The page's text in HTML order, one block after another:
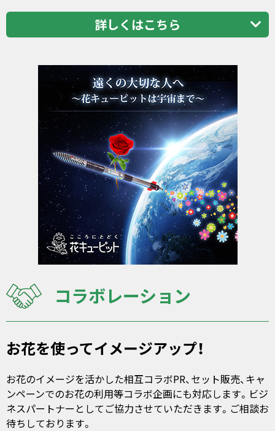
詳しくはこちら
コラボレーション
お花を使ってイメージアップ！
お花のイメージを活かした相互コラボPR、セット販売、キャ
ンペーンでのお花の利用等コラボ企画にも対応します。ビジ
ネスパートナーとしてご協力させていただきます。ご相談お
待ちしております。